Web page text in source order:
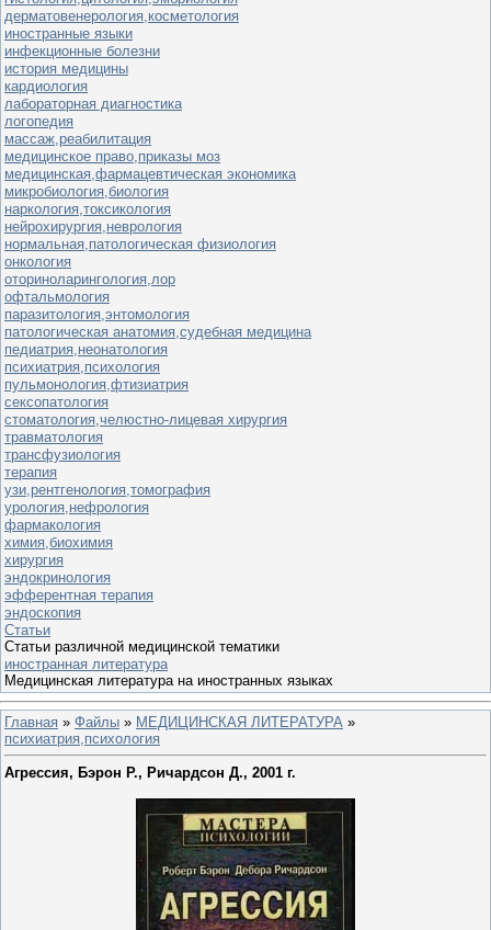
дерматовенерология,косметология
иностранные языки
инфекционные болезни
история медицины
кардиология
лабораторная диагностика
логопедия
массаж,реабилитация
медицинское право,приказы моз
медицинская,фармацевтическая экономика
микробиология,биология
наркология,токсикология
нейрохирургия,неврология
нормальная,патологическая физиология
онкология
оториноларингология,лор
офтальмология
паразитология,энтомология
патологическая анатомия,судебная медицина
педиатрия,неонатология
психиатрия,психология
пульмонология,фтизиатрия
сексопатология
стоматология,челюстно-лицевая хирургия
травматология
трансфузиология
терапия
узи,рентгенология,томография
урология,нефрология
фармакология
химия,биохимия
хирургия
эндокринология
эфферентная терапия
эндоскопия
Статьи
Статьи различной медицинской тематики
иностранная литература
Медицинская литература на иностранных языках
Главная » Файлы » МЕДИЦИНСКАЯ ЛИТЕРАТУРА »
психиатрия,психология
Агрессия, Бэрон Р., Ричардсон Д., 2001 г.